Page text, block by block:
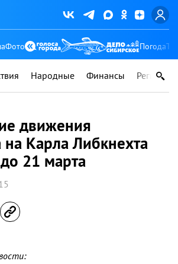
Фото Погода
Народные Финансы Регионы
движения
на Карла Либкнехта
21 марта